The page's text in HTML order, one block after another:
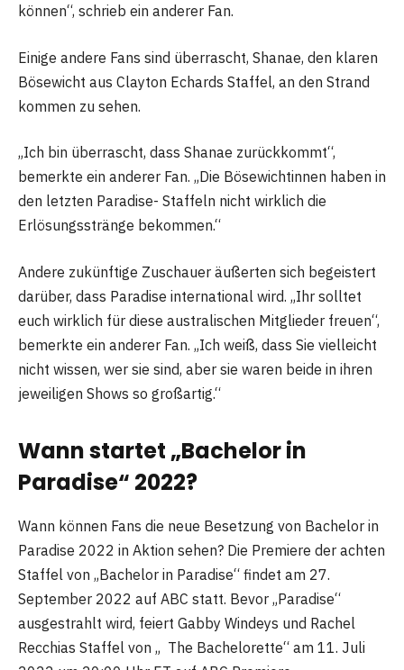
können“, schrieb ein anderer Fan.
Einige andere Fans sind überrascht, Shanae, den klaren
Bösewicht aus Clayton Echards Staffel, an den Strand
kommen zu sehen.
„Ich bin überrascht, dass Shanae zurückkommt“,
bemerkte ein anderer Fan. „Die Bösewichtinnen haben in
den letzten Paradise- Staffeln nicht wirklich die
Erlösungsstränge bekommen.“
Andere zukünftige Zuschauer äußerten sich begeistert
darüber, dass Paradise international wird. „Ihr solltet
euch wirklich für diese australischen Mitglieder freuen“,
bemerkte ein anderer Fan. „Ich weiß, dass Sie vielleicht
nicht wissen, wer sie sind, aber sie waren beide in ihren
jeweiligen Shows so großartig.“
Wann startet „Bachelor in
Paradise“ 2022?
Wann können Fans die neue Besetzung von Bachelor in
Paradise 2022 in Aktion sehen? Die Premiere der achten
Staffel von „Bachelor in Paradise“ findet am 27.
September 2022 auf ABC statt. Bevor „Paradise“
ausgestrahlt wird, feiert Gabby Windeys und Rachel
Recchias Staffel von „ The Bachelorette“ am 11. Juli